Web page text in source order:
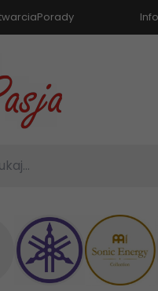
Porady